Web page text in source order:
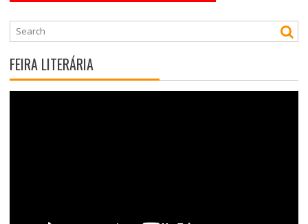
FEIRA LITERÁRIA